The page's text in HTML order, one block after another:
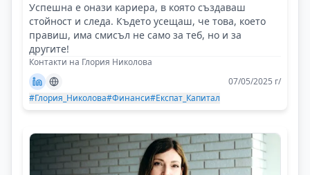
Успешна е онази кариера, в която създаваш
стойност и следа. Където усещаш, че това, което
правиш, има смисъл не само за теб, но и за
другите!
Контакти на Глория Николова
07/05/2025 г/
#Глория_Николова#Финанси#Експат_Капитал